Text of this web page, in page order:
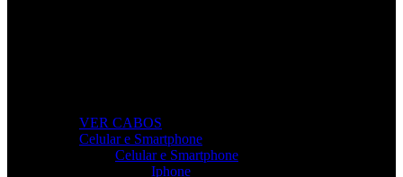
VER CABOS
Celular e Smartphone
Celular e Smartphone
Iphone